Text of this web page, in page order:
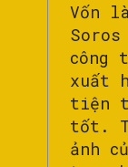
Vốn
công
xuất
tiện
tốt.
ảnh